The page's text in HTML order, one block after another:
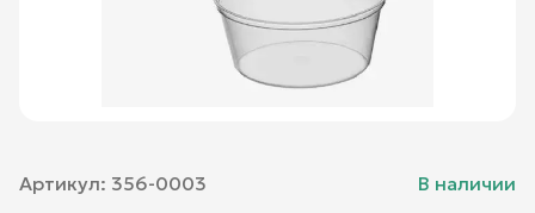
Артикул: 356-0003 В наличии